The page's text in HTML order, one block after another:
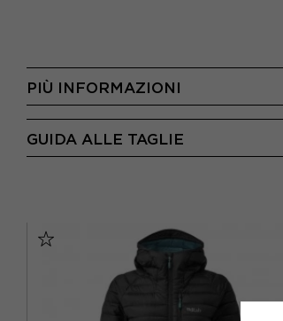
PIÙ INFORMAZIONI
GUIDA ALLE TAGLIE